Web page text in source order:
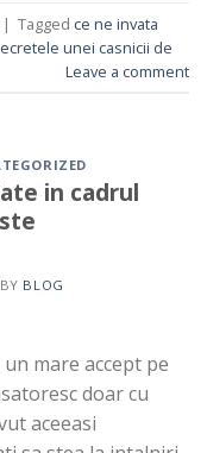
| Tagged ce ne invata
unei casnicii de
Leave a comment
in cadrul
BY BLOG
mare accept pe
doar cu
aceeasi